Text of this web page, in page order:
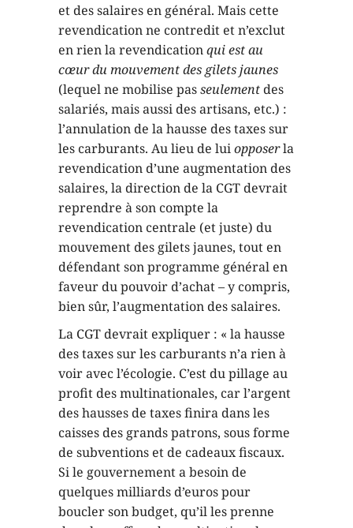
et des salaires en général. Mais cette
revendication ne contredit et n’exclut
en rien la revendicationqui est au
cœur du mouvement des gilets jaunes
(lequel ne mobilise passeulementdes
salariés, mais aussi des artisans, etc.) :
l’annulation de la hausse des taxes sur
les carburants. Au lieu de luiopposerla
revendication d’une augmentation des
salaires, la direction de la CGT devrait
reprendre à son compte la
revendication centrale (et juste) du
mouvement des gilets jaunes, tout en
défendant son programme général en
faveur du pouvoir d’achat – y compris,
bien sûr, l’augmentation des salaires.
La CGT devrait expliquer : « la hausse
des taxes sur les carburants n’a rien à
voir avec l’écologie. C’est du pillage au
profit des multinationales, car l’argent
des hausses de taxes finira dans les
caisses des grands patrons, sous forme
de subventions et de cadeaux fiscaux.
Si le gouvernement a besoin de
quelques milliards d’euros pour
boucler son budget, qu’il les prenne